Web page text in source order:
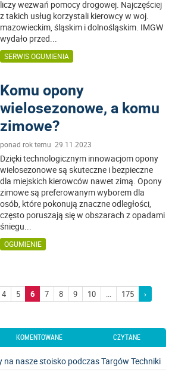
liczy wezwań pomocy drogowej. Najczęściej
z takich usług korzystali kierowcy w woj.
mazowieckim, śląskim i dolnośląskim. IMGW
wydało przed...
SERWIS OGUMIENIA
Komu opony
wielosezonowe, a komu
zimowe?
ponad rok temu 29.11.2023
Dzięki technologicznym innowacjom opony
wielosezonowe są skuteczne i bezpieczne
dla miejskich kierowców nawet zimą. Opony
zimowe są preferowanym wyborem dla
osób, które pokonują znaczne odległości,
często poruszają się w obszarach z opadami
śniegu...
OGUMIENIE
4 5 6 7 8 9 10 ... 175 ›
KOMENTOWANE CZYTANE
na nasze stoisko podczas Targów Techniki